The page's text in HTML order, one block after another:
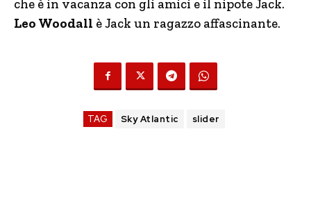
che è in vacanza con gli amici e il nipote Jack.
Leo Woodall è Jack un ragazzo affascinante.
TAG Sky Atlantic slider